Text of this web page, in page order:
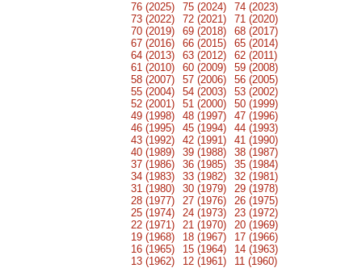
76 (2025) 75 (2024)
74 (2023)
73 (2022)
72 (2021)
71 (2020)
70 (2019)
69 (2018)
68 (2017)
67 (2016)
66 (2015)
65 (2014)
64 (2013)
63 (2012)
62 (2011)
61 (2010)
60 (2009)
59 (2008)
58 (2007)
57 (2006)
56 (2005)
55 (2004)
54 (2003)
53 (2002)
52 (2001)
51 (2000)
50 (1999)
49 (1998)
48 (1997)
47 (1996)
46 (1995)
45 (1994)
44 (1993)
43 (1992)
42 (1991)
41 (1990)
40 (1989)
39 (1988)
38 (1987)
37 (1986)
36 (1985)
35 (1984)
34 (1983)
33 (1982)
32 (1981)
31 (1980)
30 (1979)
29 (1978)
28 (1977)
27 (1976)
26 (1975)
25 (1974)
24 (1973)
23 (1972)
22 (1971)
21 (1970)
20 (1969)
19 (1968)
18 (1967)
17 (1966)
16 (1965)
15 (1964)
14 (1963)
13 (1962)
12 (1961)
11 (1960)